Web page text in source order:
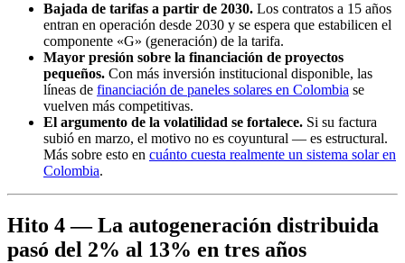
Bajada de tarifas a partir de 2030. Los contratos a 15 años
entran en operación desde 2030 y se espera que estabilicen el
componente «G» (generación) de la tarifa.
Mayor presión sobre la financiación de proyectos
pequeños. Con más inversión institucional disponible, las
líneas de financiación de paneles solares en Colombia se
vuelven más competitivas.
El argumento de la volatilidad se fortalece. Si su factura
subió en marzo, el motivo no es coyuntural — es estructural.
Más sobre esto en cuánto cuesta realmente un sistema solar en
Colombia.
Hito 4 — La autogeneración distribuida
pasó del 2% al 13% en tres años